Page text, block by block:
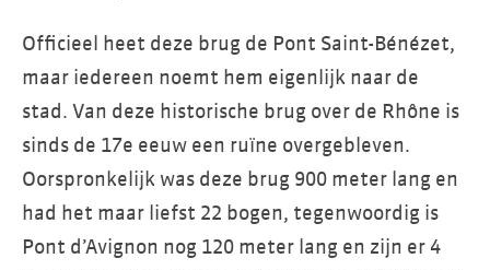
Officieel heet deze brug de Pont Saint-Bénézet,
maar iedereen noemt hem eigenlijk naar de
stad. Van deze historische brug over de Rhône is
sinds de 17e eeuw een ruïne overgebleven.
Oorspronkelijk was deze brug 900 meter lang en
had het maar liefst 22 bogen, tegenwoordig is
Pont d’Avignon nog 120 meter lang en zijn er 4